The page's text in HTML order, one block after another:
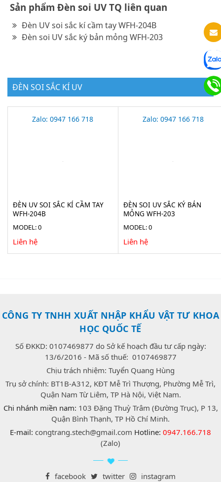
Sản phẩm Đèn soi UV TQ liên quan
Đèn UV soi sắc kí cầm tay WFH-204B
Đèn soi UV sắc ký bản mỏng WFH-203
ĐÈN SOI SẮC KÍ UV
Zalo: 0947 166 718
ĐÈN UV SOI SẮC KÍ CẦM TAY
WFH-204B
MODEL: 0
Liên hệ
Zalo: 0947 166 718
ĐÈN SOI UV SẮC KÝ BẢN
MỎNG WFH-203
MODEL: 0
Liên hệ
CÔNG TY TNHH XUẤT NHẬP KHẨU VẬT TƯ KHOA
HỌC QUỐC TẾ
Số ĐKKD: 0107469877 do Sở kế hoạch đầu tư cấp ngày:
13/6/2016 - Mã số thuế: 0107469877
Chịu trách nhiệm: Tuyển Quang Hùng
Trụ sở chính: BT1B-A312, KĐT Mễ Trì Thượng, Phường Mễ Trì,
Quận Nam Từ Liêm, TP Hà Nội, Việt Nam.
Chi nhánh miền nam: 103 Đặng Thuỳ Trâm (Đường Trục), P 13,
Quận Bình Thạnh, TP Hồ Chí Minh.
E-mail: congtrang.stech@gmail.com Hotline: 0947.166.718
(Zalo)
facebook twitter instagram